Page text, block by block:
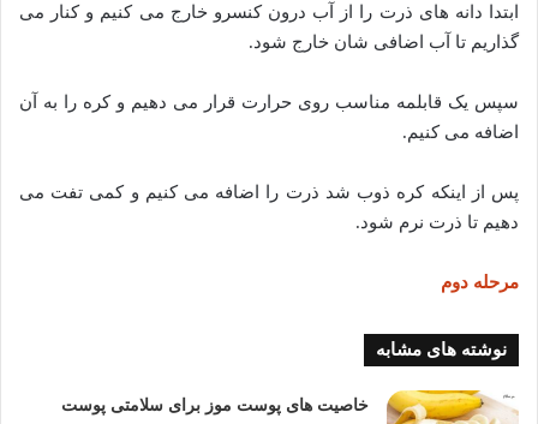
ابتدا دانه های ذرت را از آب درون کنسرو خارج می کنیم و کنار می
گذاریم تا آب اضافی شان خارج شود.
سپس یک قابلمه مناسب روی حرارت قرار می دهیم و کره را به آن
اضافه می کنیم.
پس از اینکه کره ذوب شد ذرت را اضافه می کنیم و کمی تفت می
دهیم تا ذرت نرم شود.
مرحله دوم
نوشته های مشابه
خاصیت های پوست موز برای سلامتی پوست